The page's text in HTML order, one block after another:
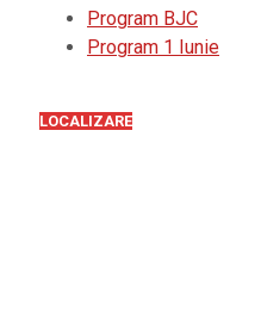
Program BJC
Program 1 Iunie
LOCALIZARE